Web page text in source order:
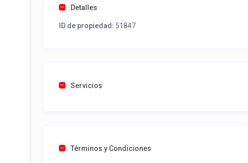
Detalles
ID de propiedad: 51847
Servicios
Términos y Condiciones